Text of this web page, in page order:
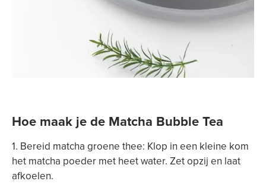
Hoe maak je de Matcha Bubble Tea
1. Bereid matcha groene thee: Klop in een kleine kom
het matcha poeder met heet water. Zet opzij en laat
afkoelen.